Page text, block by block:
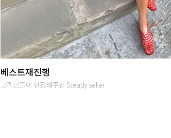
당일발송
오후 2시까지 입금완료시 당일출고